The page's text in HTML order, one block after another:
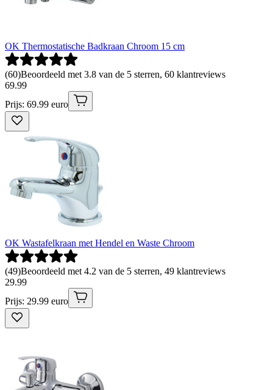
OK Thermostatische Badkraan Chroom 15 cm
(60)Beoordeeld met 3.8 van de 5 sterren, 60 klantreviews
69.99
Prijs: 69.99 euro
OK Wastafelkraan met Hendel en Waste Chroom
(49)Beoordeeld met 4.2 van de 5 sterren, 49 klantreviews
29.99
Prijs: 29.99 euro